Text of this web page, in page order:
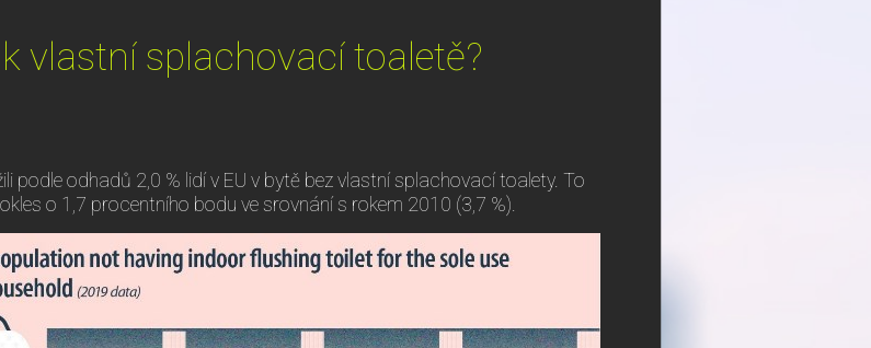
vlastní splachovací toaletě?
podle odhadů 2,0 % lidí v EU v bytě bez vlastní splachovací toalety. To
o 1,7 procentního bodu ve srovnání s rokem 2010 (3,7 %).